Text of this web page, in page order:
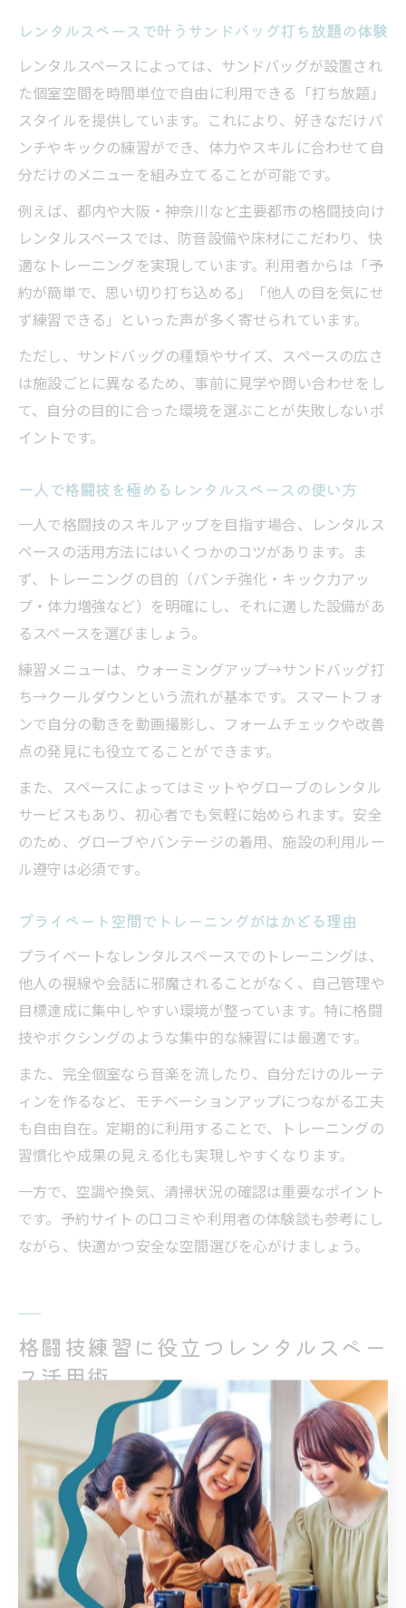
レンタルスペースで叶うサンドバッグ打ち放題の体験
レンタルスペースによっては、サンドバッグが設置され
た個室空間を時間単位で自由に利用できる「打ち放題」
スタイルを提供しています。これにより、好きなだけパ
ンチやキックの練習ができ、体力やスキルに合わせて自
分だけのメニューを組み立てることが可能です。
例えば、都内や大阪・神奈川など主要都市の格闘技向け
レンタルスペースでは、防音設備や床材にこだわり、快
適なトレーニングを実現しています。利用者からは「予
約が簡単で、思い切り打ち込める」「他人の目を気にせ
ず練習できる」といった声が多く寄せられています。
ただし、サンドバッグの種類やサイズ、スペースの広さ
は施設ごとに異なるため、事前に見学や問い合わせをし
て、自分の目的に合った環境を選ぶことが失敗しないポ
イントです。
一人で格闘技を極めるレンタルスペースの使い方
一人で格闘技のスキルアップを目指す場合、レンタルス
ペースの活用方法にはいくつかのコツがあります。ま
ず、トレーニングの目的（パンチ強化・キック力アッ
プ・体力増強など）を明確にし、それに適した設備があ
るスペースを選びましょう。
練習メニューは、ウォーミングアップ→サンドバッグ打
ち→クールダウンという流れが基本です。スマートフォ
ンで自分の動きを動画撮影し、フォームチェックや改善
点の発見にも役立てることができます。
また、スペースによってはミットやグローブのレンタル
サービスもあり、初心者でも気軽に始められます。安全
のため、グローブやバンテージの着用、施設の利用ルー
ル遵守は必須です。
プライベート空間でトレーニングがはかどる理由
プライベートなレンタルスペースでのトレーニングは、
他人の視線や会話に邪魔されることがなく、自己管理や
目標達成に集中しやすい環境が整っています。特に格闘
技やボクシングのような集中的な練習には最適です。
また、完全個室なら音楽を流したり、自分だけのルーテ
ィンを作るなど、モチベーションアップにつながる工夫
も自由自在。定期的に利用することで、トレーニングの
習慣化や成果の見える化も実現しやすくなります。
一方で、空調や換気、清掃状況の確認は重要なポイント
です。予約サイトの口コミや利用者の体験談も参考にし
ながら、快適かつ安全な空間選びを心がけましょう。
格闘技練習に役立つレンタルスペー
ス活用術
格闘技に最適なレンタルスペースの選び方と活用法
格闘技のトレーニングを効果的に行うには、目的やレベ
ルに合ったレンタルスペース選びが重要です。特にサン
ドバッグやミットなどの設備が整っているか、完全個室
で集中できる環境かを事前に確認しましょう。周囲の目
を気にせず自分のペースで練習できる空間は、フォーム
の確認や反復練習に最適です。